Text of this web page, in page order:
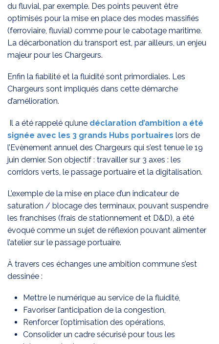
du fluvial, par exemple. Des points peuvent être
optimisés pour la mise en place des modes massifiés
(ferroviaire, fluvial) comme pour le cabotage maritime.
La décarbonation du transport est, par ailleurs, un enjeu
majeur pour les Chargeurs.
Enfin la fiabilité et la fluidité sont primordiales. Les
Chargeurs sont impliqués dans cette démarche
d’amélioration.
Il a été rappelé qu’une déclaration d’ambition a été
signée avec les 3 grands Hubs portuaires lors de
l’Evènement annuel des Chargeurs qui s’est tenue le 19
juin dernier. Son objectif : travailler sur 3 axes : les
corridors verts, le passage portuaire et la digitalisation.
L’exemple de la mise en place d’un indicateur de
saturation / blocage des terminaux, pouvant suspendre
les franchises (frais de stationnement et D&D), a été
évoqué comme un sujet de réflexion pouvant alimenter
l’atelier sur le passage portuaire.
À travers ces échanges une ambition commune s’est
dessinée :
Mettre le numérique au service de la fluidité,
Favoriser l’anticipation de la congestion,
Renforcer l’optimisation des opérations,
Consolider un cadre sécurisé pour tous les